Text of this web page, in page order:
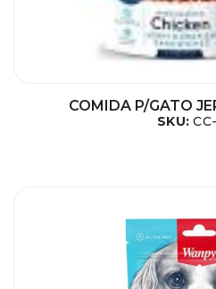
COMIDA P/GATO
SKU: